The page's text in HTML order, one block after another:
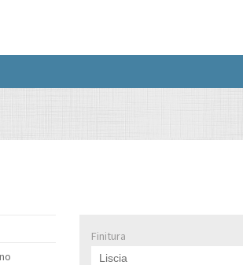
Finitura
Liscia